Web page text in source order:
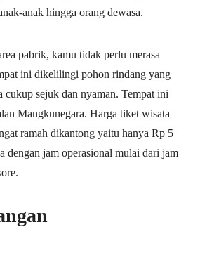
anak hingga orang dewasa.
pabrik, kamu tidak perlu merasa
ini dikelilingi pohon rindang yang
cukup sejuk dan nyaman. Tempat ini
Mangkunegara. Harga tiket wisata
ramah dikantong yaitu hanya Rp 5
dengan jam operasional mulai dari jam